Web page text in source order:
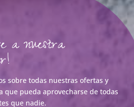
a nuestra
sobre todas nuestras ofertas y
que pueda aprovecharse de todas
que nadie.